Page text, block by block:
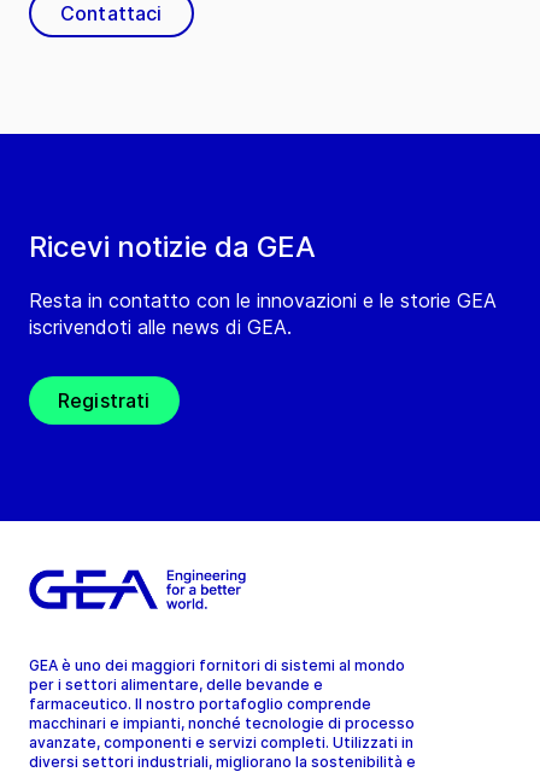
Ricevi notizie da GEA
Resta in contatto con le innovazioni e le storie GEA
iscrivendoti alle news di GEA.
Registrati
Contattaci
GEA è uno dei maggiori fornitori di sistemi al mondo
per i settori alimentare, delle bevande e
farmaceutico. Il nostro portafoglio comprende
macchinari e impianti, nonché tecnologie di processo
avanzate, componenti e servizi completi. Utilizzati in
diversi settori industriali, migliorano la sostenibilità e